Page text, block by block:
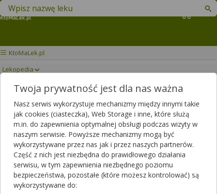
Koszyk
Znajdź lek w swojej okolicy
KtoMaLek.pl
Lekopedia
FROMILID UNO Drukuj/Zapisz
Twoja prywatność jest dla nas ważna
Nasz serwis wykorzystuje mechanizmy między innymi takie
jak cookies (ciasteczka), Web Storage i inne, które służą
m.in. do zapewnienia optymalnej obsługi podczas wizyty w
naszym serwisie. Powyższe mechanizmy mogą być
wykorzystywane przez nas jak i przez naszych partnerów.
Część z nich jest niezbędna do prawidłowego działania
serwisu, w tym zapewnienia niezbędnego poziomu
bezpieczeństwa, pozostałe (które możesz kontrolować) są
wykorzystywane do: